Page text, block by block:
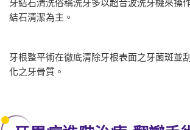
牙結石清洗俗稱洗牙多以超音波洗牙機來操
結石清潔為主。
牙根整平術在徹底清除牙根表面之牙菌斑並
化之牙骨質。